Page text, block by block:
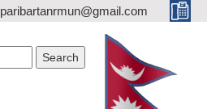
paribartanrmun@gmail.com